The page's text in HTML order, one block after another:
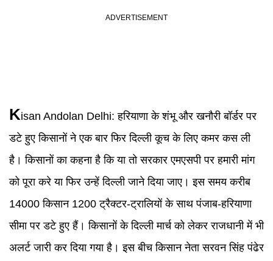
Kisan Andolan Delhi:हरियाणा के शंभू और खनौरी बॉर्डर पर
डटे हुए किसानों ने एक बार फिर दिल्ली कूच के लिए कमर कस ली
है। किसानों का कहना है कि या तो सरकार एमएसपी पर हमारी मांग
को पूरा करे या फिर उन्हें दिल्ली जाने दिया जाए। इस समय करीब
14000 किसान 1200 ट्रैक्टर-ट्रालियों के साथ पंजाब-हरियाणा
सीमा पर डटे हुए हैं। किसानों के दिल्ली मार्च को लेकर राजधानी में भी
अलर्ट जारी कर दिया गया है। इस बीच किसान नेता सरवन सिंह पंढेर